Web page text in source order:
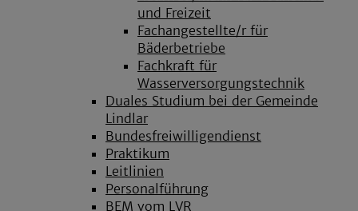
und Freizeit
Fachangestellte/r für
Bäderbetriebe
Fachkraft für
Wasserversorgungstechnik
Duales Studium bei der Gemeinde
Lindlar
Bundesfreiwilligendienst
Praktikum
Leitlinien
Personalführung
BEM vom LVR